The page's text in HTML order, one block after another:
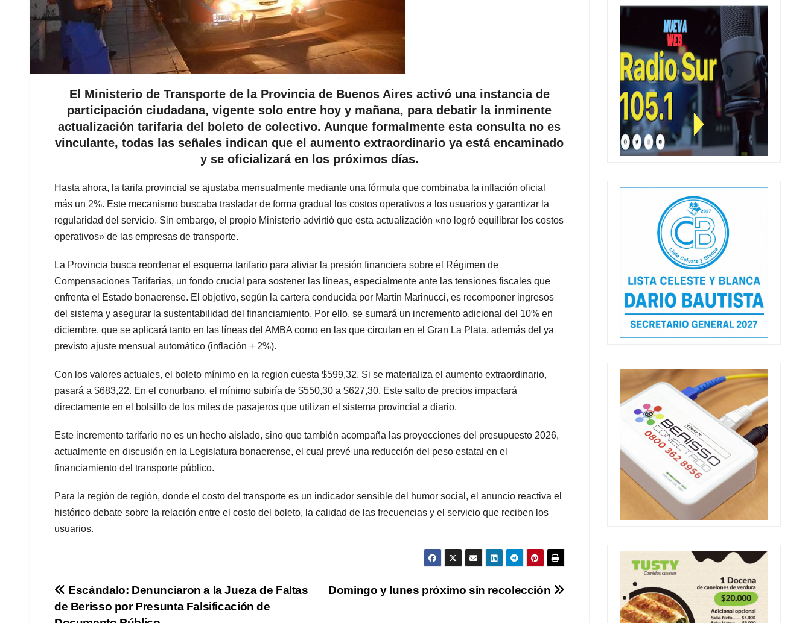
El Ministerio de Transporte de la Provincia de Buenos Aires activó una instancia de
participación ciudadana, vigente solo entre hoy y mañana, para debatir la inminente
actualización tarifaria del boleto de colectivo. Aunque formalmente esta consulta no es
vinculante, todas las señales indican que el aumento extraordinario ya está encaminado
y se oficializará en los próximos días.
Hasta ahora, la tarifa provincial se ajustaba mensualmente mediante una fórmula que combinaba la inflación oficial
más un 2%. Este mecanismo buscaba trasladar de forma gradual los costos operativos a los usuarios y garantizar la
regularidad del servicio. Sin embargo, el propio Ministerio advirtió que esta actualización «no logró equilibrar los costos
operativos» de las empresas de transporte.
La Provincia busca reordenar el esquema tarifario para aliviar la presión financiera sobre el Régimen de
Compensaciones Tarifarias, un fondo crucial para sostener las líneas, especialmente ante las tensiones fiscales que
enfrenta el Estado bonaerense. El objetivo, según la cartera conducida por Martín Marinucci, es recomponer ingresos
del sistema y asegurar la sustentabilidad del financiamiento. Por ello, se sumará un incremento adicional del 10% en
diciembre, que se aplicará tanto en las líneas del AMBA como en las que circulan en el Gran La Plata, además del ya
previsto ajuste mensual automático (inflación + 2%).
Con los valores actuales, el boleto mínimo en la region cuesta $599,32. Si se materializa el aumento extraordinario,
pasará a $683,22. En el conurbano, el mínimo subiría de $550,30 a $627,30. Este salto de precios impactará
directamente en el bolsillo de los miles de pasajeros que utilizan el sistema provincial a diario.
Este incremento tarifario no es un hecho aislado, sino que también acompaña las proyecciones del presupuesto 2026,
actualmente en discusión en la Legislatura bonaerense, el cual prevé una reducción del peso estatal en el
financiamiento del transporte público.
Para la región de región, donde el costo del transporte es un indicador sensible del humor social, el anuncio reactiva el
histórico debate sobre la relación entre el costo del boleto, la calidad de las frecuencias y el servicio que reciben los
usuarios.
Navegación
Domingo y lunes próximo sin recolección
Escándalo: Denunciaron a la Jueza de Faltas
de Berisso por Presunta Falsificación de